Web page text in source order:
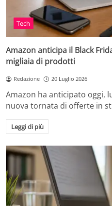
Tech
Amazon anticipa il Black
migliaia di prodotti
Redazione 20 Luglio 2026
Amazon ha anticipato oggi,
nuova tornata di offerte in
Leggi di più